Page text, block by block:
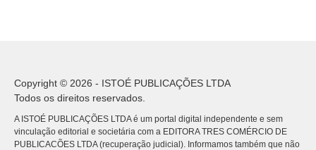
Copyright © 2026 - ISTOÉ PUBLICAÇÕES LTDA
Todos os direitos reservados.
A ISTOÉ PUBLICAÇÕES LTDA é um portal digital independente e sem
vinculação editorial e societária com a EDITORA TRES COMÉRCIO DE
PUBLICACÕES LTDA (recuperação judicial). Informamos também que não